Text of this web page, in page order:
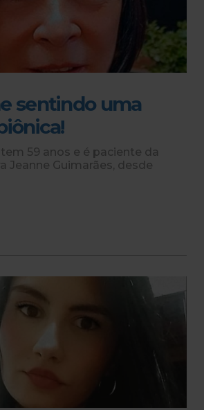
sentindo uma
59 anos e é paciente da
Jeanne Guimarães, desde